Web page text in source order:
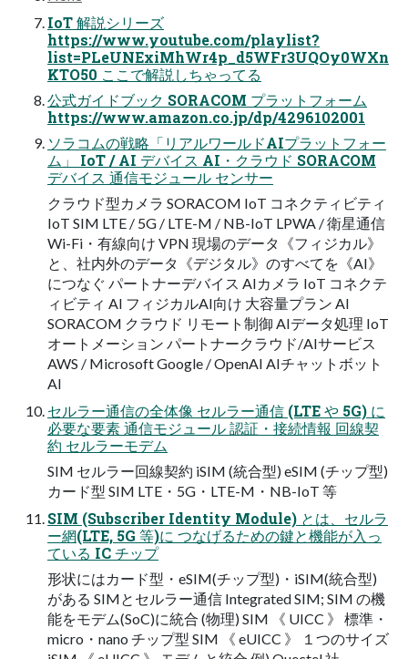
IoT 解説シリーズ
https://www.youtube.com/playlist?
list=PLeUNExiMhWr4p_d5WFr3UQOy0WXn
KTO50 ここで解説しちゃってる
公式ガイドブック SORACOM プラットフォーム
https://www.amazon.co.jp/dp/4296102001
ソラコムの戦略「リアルワールドAIプラットフォー
ム」 IoT / AI デバイス AI・クラウド SORACOM
デバイス 通信モジュール センサー
クラウド型カメラ SORACOM IoT コネクティビティ
IoT SIM LTE / 5G / LTE-M / NB-IoT LPWA / 衛星通信
Wi-Fi・有線向け VPN 現場のデータ《フィジカル》
と、社内外のデータ《デジタル》のすべてを《AI》
につなぐ パートナーデバイス AIカメラ IoT コネクテ
ィビティ AI フィジカルAI向け 大容量プラン AI
SORACOM クラウド リモート制御 AIデータ処理 IoT
オートメーション パートナークラウド/AIサービス
AWS / Microsoft Google / OpenAI AIチャットボット
AI
セルラー通信の全体像 セルラー通信 (LTE や 5G) に
必要な要素 通信モジュール 認証・接続情報 回線契
約 セルラーモデム
SIM セルラー回線契約 iSIM (統合型) eSIM (チップ型)
カード型 SIM LTE・5G・LTE-M・NB-IoT 等
SIM (Subscriber Identity Module) とは、セルラ
ー網(LTE, 5G 等)に つなげるための鍵と機能が入っ
ている IC チップ
形状にはカード型・eSIM(チップ型)・iSIM(統合型)
がある SIMとセルラー通信 Integrated SIM; SIM の機
能をモデム(SoC)に統合 (物理) SIM 《 UICC 》 標準・
micro・nano チップ型 SIM 《 eUICC 》 １つのサイズ